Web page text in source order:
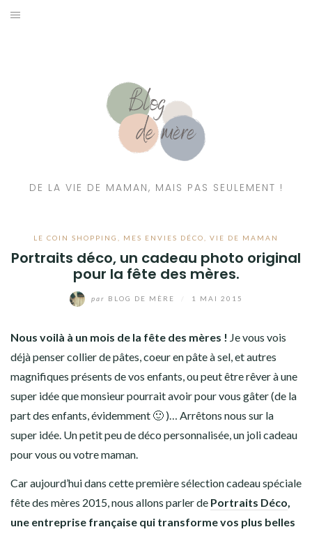
DE LA VIE DE MAMAN, MAIS PAS SEULEMENT !
LE COIN SHOPPING MES ENVIES DÉCO VIE DE MAMAN
Portraits déco, un cadeau photo original
pour la fête des mères.
par BLOG DE MÈRE 1 MAI 2015
Nous voilà à un mois de la fête des mères ! Je vous vois
déjà penser collier de pâtes, coeur en pâte à sel, et autres
magnifiques présents de vos enfants, ou peut être rêver à une
super idée que monsieur pourrait avoir pour vous gâter (de la
part des enfants, évidemment 🙂 )… Arrêtons nous sur la
super idée. Un petit peu de déco personnalisée, un joli cadeau
pour vous ou votre maman.
Car aujourd’hui dans cette première sélection cadeau spéciale
fête des mères 2015, nous allons parler de Portraits Déco,
une entreprise française qui transforme vos plus belles
RESSOURCES NUTRITION & PARENTALITÉ